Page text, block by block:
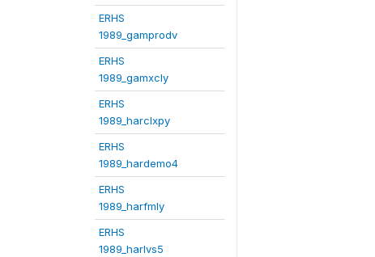
ERHS
1989_gamprodv
ERHS
1989_gamxcly
ERHS
1989_harclxpy
ERHS
1989_hardemo4
ERHS
1989_harfmly
ERHS
1989_harlvs5